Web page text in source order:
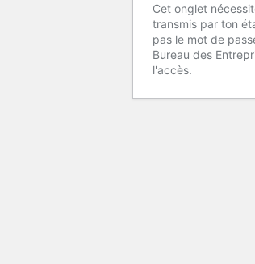
Cet onglet
transmis par ton
pas le mot de
Bureau des
l'accès.